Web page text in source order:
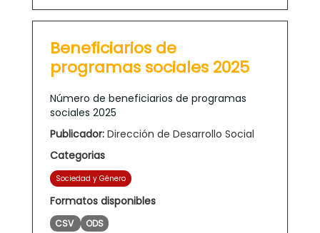
Beneficiarios de
programas sociales 2025
Número de beneficiarios de programas
sociales 2025
Publicador: Dirección de Desarrollo Social
Categorias
Sociedad y Género
Formatos disponibles
CSV ODS